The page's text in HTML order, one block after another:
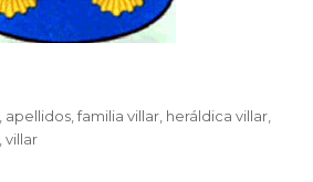
apellidos ,familia villar heráldica villar
,villar